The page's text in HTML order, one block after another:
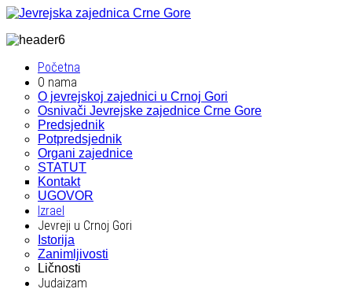
Početna
O nama
O jevrejskoj zajednici u Crnoj Gori
Osnivači Jevrejske zajednice Crne Gore
Predsjednik
Potpredsjednik
Organi zajednice
STATUT
Kontakt
UGOVOR
Izrael
Jevreji u Crnoj Gori
Istorija
Zanimljivosti
Ličnosti
Judaizam